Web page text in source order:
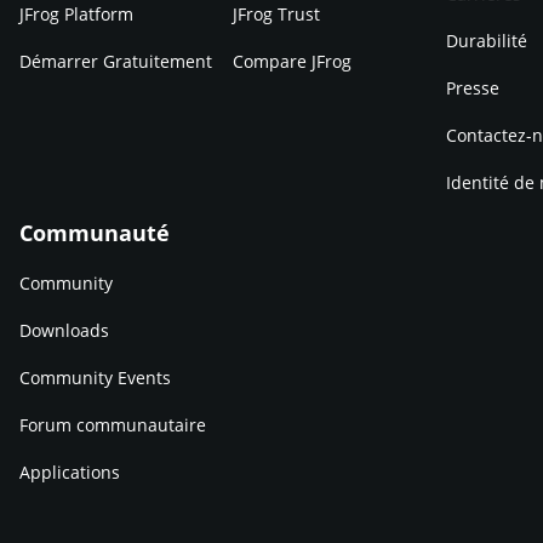
JFrog Platform
Démarrer Gratuitement
JFrog Trust
Compare JFrog
Durabilité
Presse
Contactez-
Identité de
Communauté
Community
Downloads
Community Events
Forum communautaire
Applications